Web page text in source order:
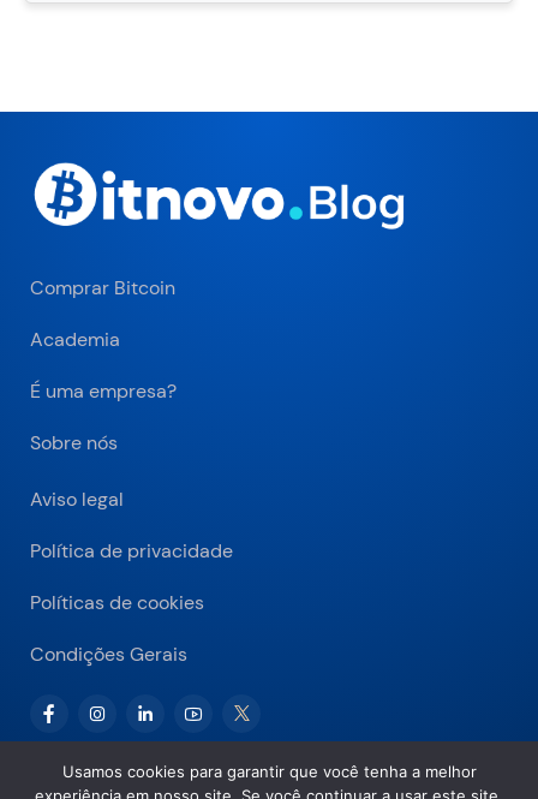
Comprar Bitcoin
Academia
É uma empresa?
Sobre nós
Aviso legal
Política de privacidade
Políticas de cookies
Condições Gerais
Usamos cookies para garantir que você tenha a melhor